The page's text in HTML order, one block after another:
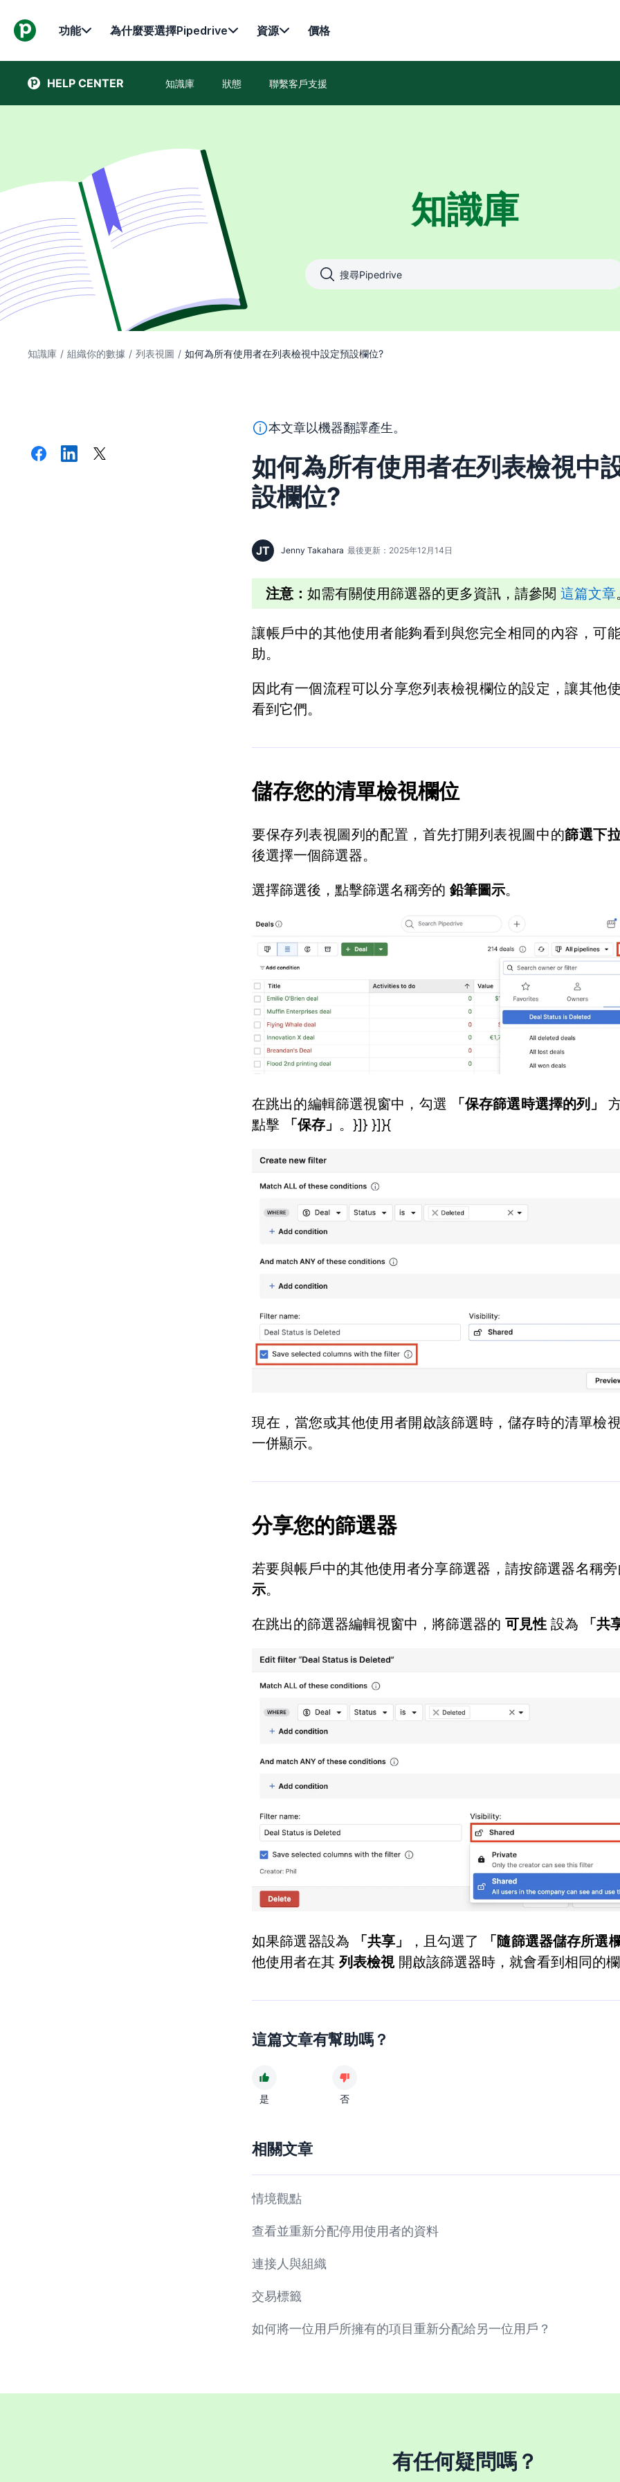
功能 為什麼要選擇Pipedrive 資源 價格
HELP CENTER 知識庫 狀態 聯繫客戶支援
知識庫
知識庫 / 組織你的數據 / 列表視圖 / 如何為所有使用者在列表檢視中設定預設欄位?
本段文字係以機器翻譯工具由英文翻譯而來，尚未經由真人編輯進行審校
本文章以機器翻譯產生。
如何為所有使用者在列表檢視中
設欄位?
JT Jenny Takahara 最後更新：2025年12月14日
注意： 如需有關使用篩選器的更多資訊，請參閱 這篇文章
讓帳戶中的其他使用者能夠看到與您完全相同的內容，可
助。
因此有一個流程可以分享您列表檢視欄位的設定，讓其他
看到它們。
儲存您的清單檢視欄位
要保存列表視圖列的配置，首先打開列表視圖中的篩選下
後選擇一個篩選器。
選擇篩選後，點擊篩選名稱旁的 鉛筆圖示。
在跳出的編輯篩選視窗中，勾選 「保存篩選時選擇的列」
點擊
「保存」 。}]} }]}{
現在，當您或其他使用者開啟該篩選時，儲存時的清單檢
一併顯示。
分享您的篩選器
若要與帳戶中的其他使用者分享篩選器，請按篩選器名稱
示。
在跳出的篩選器編輯視窗中，將篩選器的 可見性 設為 「共
如果篩選器設為 「共享」 ，且勾選了
「隨篩選器儲存所選
他使用者在其 列表檢視開啟該篩選器時，就會看到相同的
這篇文章有幫助嗎？
是 否
相關文章
情境觀點
查看並重新分配停用使用者的資料
連接人與組織
交易標籤
如何將一位用戶所擁有的項目重新分配給另一位用戶？
有任何疑問嗎？